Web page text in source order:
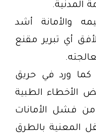
المدنية.
والأمانة أشد
أي تبرير مقنع
كما ورد في حريق
الأخطاء الطبية
فشل الأمانات
المعنية بالطرق